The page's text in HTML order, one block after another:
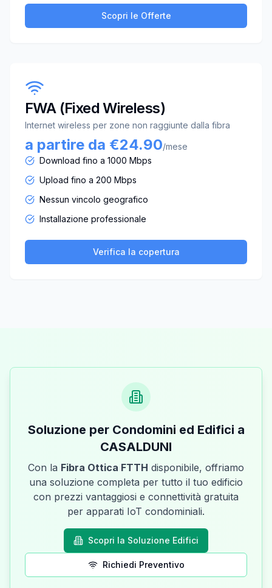
Scopri le Offerte
FWA (Fixed Wireless)
Internet wireless per zone non raggiunte dalla fibra
a partire da €24.90/mese
Download fino a 1000 Mbps
Upload fino a 200 Mbps
Nessun vincolo geografico
Installazione professionale
Verifica la copertura
Soluzione per Condomini ed Edifici a
CASALDUNI
Con la Fibra Ottica FTTH disponibile, offriamo
una soluzione completa per tutto il tuo edificio
con prezzi vantaggiosi e connettività gratuita
per apparati IoT condominiali.
Scopri la Soluzione Edifici
Richiedi Preventivo